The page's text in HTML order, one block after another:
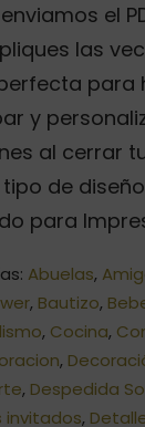
el
las
para
y
al cerrar
de
para
Abuelas,
, Bautizo,
, Cocina,
,
, Despedida
invitados,